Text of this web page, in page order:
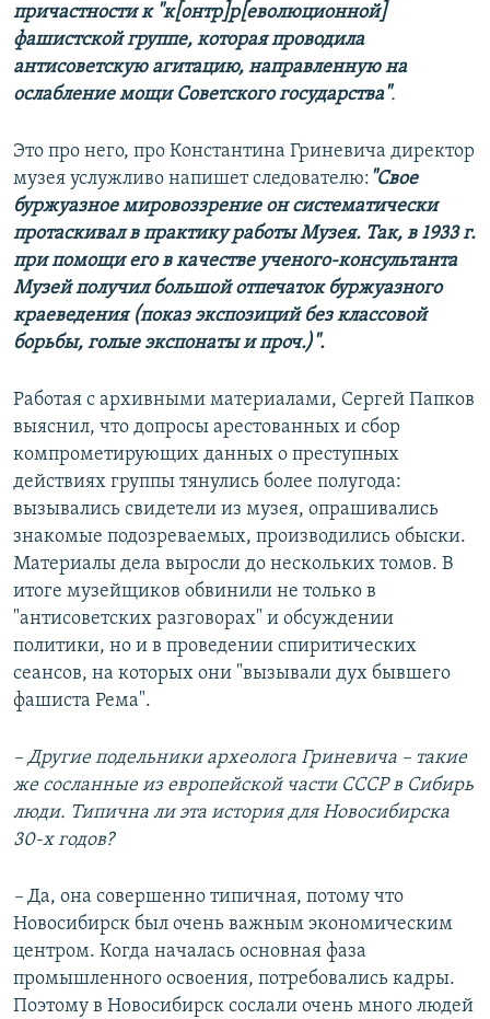
причастности к "к[онтр]р[еволюционной]
фашистской группе, которая проводила
антисоветскую агитацию, направленную на
ослабление мощи Советского государства".
Это про него, про Константина Гриневича директор
музея услужливо напишет следователю: "Свое
буржуазное мировоззрение он систематически
протаскивал в практику работы Музея. Так, в 1933 г.
при помощи его в качестве ученого-консультанта
Музей получил большой отпечаток буржуазного
краеведения (показ экспозиций без классовой
борьбы, голые экспонаты и проч.)".
Работая с архивными материалами, Сергей Папков
выяснил, что допросы арестованных и сбор
компрометирующих данных о преступных
действиях группы тянулись более полугода:
вызывались свидетели из музея, опрашивались
знакомые подозреваемых, производились обыски.
Материалы дела выросли до нескольких томов. В
итоге музейщиков обвинили не только в
"антисоветских разговорах" и обсуждении
политики, но и в проведении спиритических
сеансов, на которых они "вызывали дух бывшего
фашиста Рема".
– Другие подельники археолога Гриневича – такие
же сосланные из европейской части СССР в Сибирь
люди. Типична ли эта история для Новосибирска
30-х годов?
– Да, она совершенно типичная, потому что
Новосибирск был очень важным экономическим
центром. Когда началась основная фаза
промышленного освоения, потребовались кадры.
Поэтому в Новосибирск сослали очень много людей